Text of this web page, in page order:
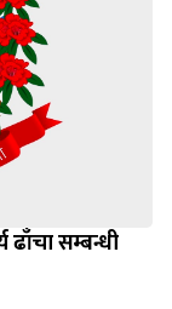
ढाँचा सम्बन्धी